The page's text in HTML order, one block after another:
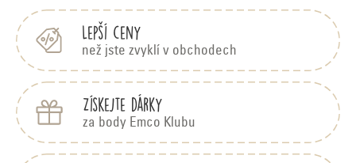
Lepší ceny
než jste zvyklí v obchodech
Získejte dárky
za body Emco Klubu